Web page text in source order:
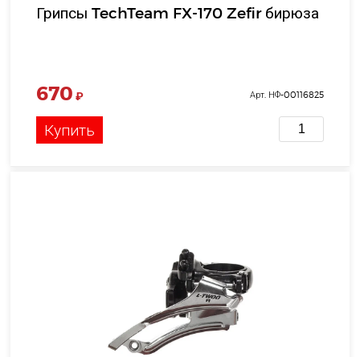
Грипсы TechTeam FX-170 Zefir бирюза
670 ₽ Арт. НФ-00116825
Купить